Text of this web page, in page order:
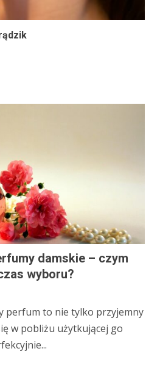
damskie – czym
wyboru?
perfum to nie tylko przyjemny
w pobliżu użytkującej go